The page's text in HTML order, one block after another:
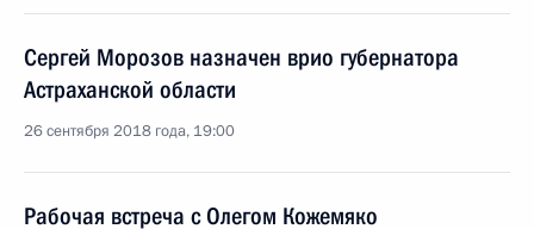
Сергей Морозов назначен врио губернатора
Астраханской области
26 сентября 2018 года, 19:00
Рабочая встреча с Олегом Кожемяко